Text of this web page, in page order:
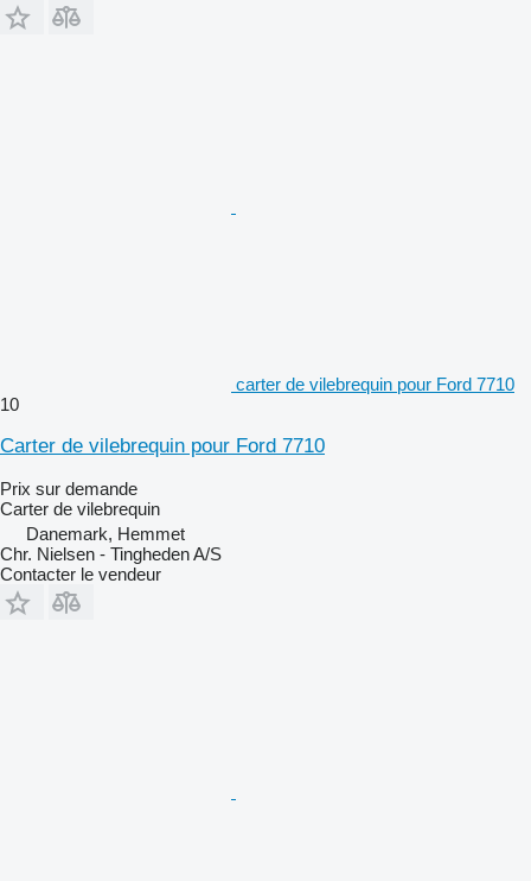
carter de vilebrequin pour Ford 7710
10
Carter de vilebrequin pour Ford 7710
Prix sur demande
Carter de vilebrequin
Danemark, Hemmet
Chr. Nielsen - Tingheden A/S
Contacter le vendeur